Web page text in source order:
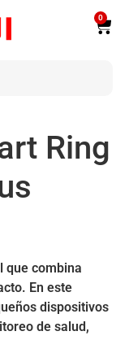
0
Ring
que combina
En este
dispositivos
de salud,